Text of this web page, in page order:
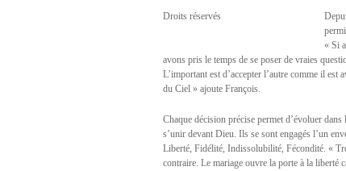
Droits réservés
« Si
avons pris le temps de se poser de vraies
L’important est d’accepter l’autre comme il
du Ciel » ajoute François.
Chaque décision précise permet d’évoluer
s’unir devant Dieu. Ils se sont engagés l’un
Liberté, Fidélité, Indissolubilité, Fécondité. «
contraire. Le mariage ouvre la porte à la liberté